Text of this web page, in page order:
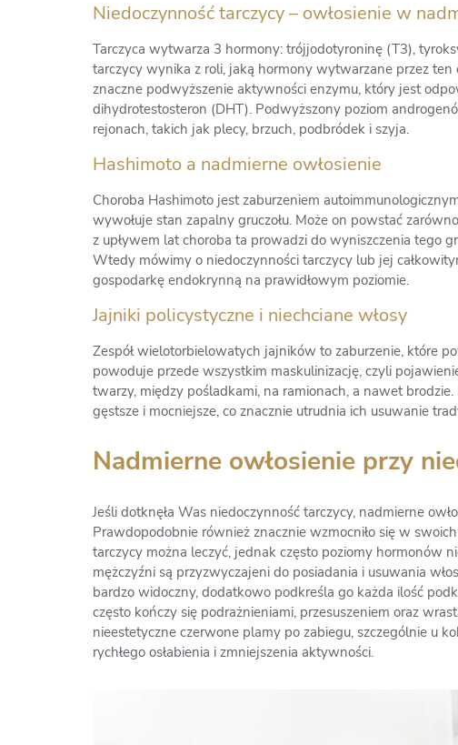
Niedoczynność tarczycy – owłosienie w
Tarczyca wytwarza 3 hormony: trójjodotyroninę (T3),
tarczycy wynika z roli, jaką hormony wytwarzane przez
znaczne podwyższenie aktywności enzymu, który jest
dihydrotestosteron (DHT). Podwyższony poziom
rejonach, takich jak plecy, brzuch, podbródek i szyja.
Hashimoto a nadmierne owłosienie
Choroba Hashimoto jest zaburzeniem
wywołuje stan zapalny gruczołu. Może on powstać
z upływem lat choroba ta prowadzi do wyniszczenia tego
Wtedy mówimy o niedoczynności tarczycy lub jej
gospodarkę endokrynną na prawidłowym poziomie.
Jajniki policystyczne i niechciane włosy
Zespół wielotorbielowatych jajników to zaburzenie, które
powoduje przede wszystkim maskulinizację, czyli
twarzy, między pośladkami, na ramionach, a nawet
gęstsze i mocniejsze, co znacznie utrudnia ich usuwanie
Nadmierne owłosienie przy
Jeśli dotknęła Was niedoczynność tarczycy, nadmierne
Prawdopodobnie również znacznie wzmocniło się w
tarczycy można leczyć, jednak często poziomy hormonów
mężczyźni są przyzwyczajeni do posiadania i usuwania
bardzo widoczny, dodatkowo podkreśla go każda ilość
często kończy się podrażnieniami, przesuszeniem oraz
nieestetyczne czerwone plamy po zabiegu, szczególnie u
rychłego osłabienia i zmniejszenia aktywności.